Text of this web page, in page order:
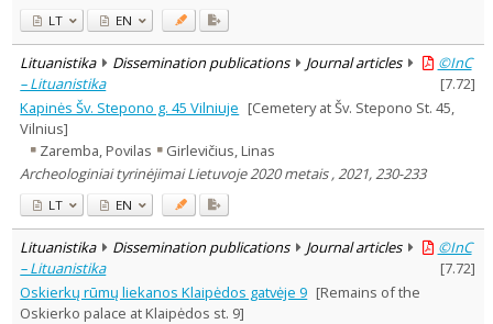
LT EN
Lituanistika Dissemination publications Journal articles
©InC
– Lituanistika
[7.72]
Kapinės Šv. Stepono g. 45 Vilniuje [Cemetery at Šv. Stepono St. 45,
Vilnius]
Zaremba, Povilas
Girlevičius, Linas
Archeologiniai tyrinėjimai Lietuvoje 2020 metais , 2021, 230-233
LT EN
Lituanistika Dissemination publications Journal articles
©InC
– Lituanistika
[7.72]
Oskierkų rūmų liekanos Klaipėdos gatvėje 9 [Remains of the
Oskierko palace at Klaipėdos st. 9]